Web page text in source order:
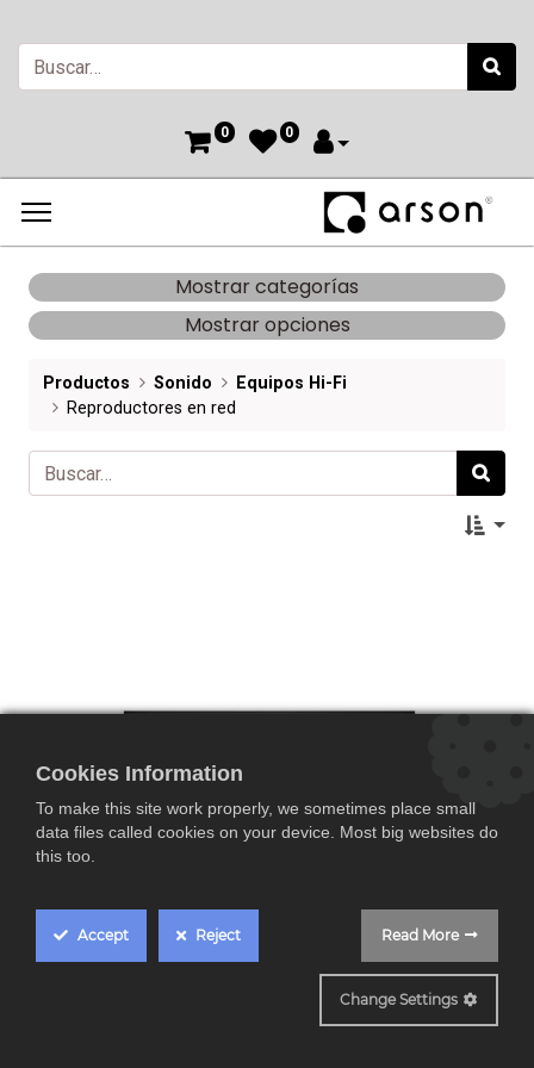
0 0
Mostrar categorías
Mostrar opciones
Productos Sonido
Equipos Hi-Fi
Reproductores en red
audio en red Hi-Res WIFI Y HEOS, USB,
HDMI ARC
1.599,00€
Actualiza cualquier sistema de sonido existente con la música
Cookies Information
To make this site work properly, we sometimes place small
data files called cookies on your device. Most big websites do
this too.
Accept Reject Read More
Change Settings